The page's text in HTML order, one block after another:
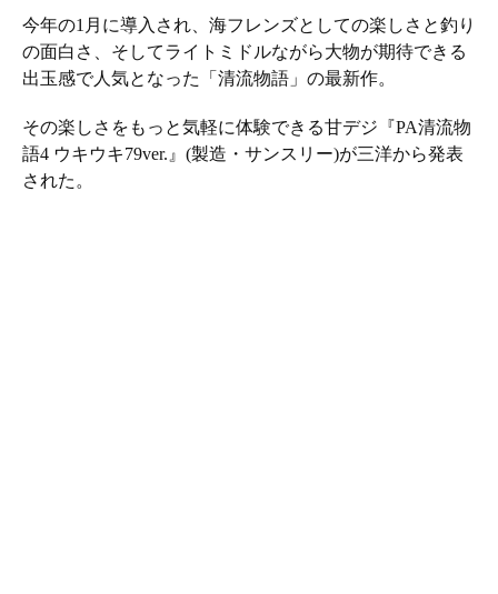
今年の1月に導入され、海フレンズとしての楽しさと釣り
の面白さ、そしてライトミドルながら大物が期待できる
出玉感で人気となった「清流物語」の最新作。
その楽しさをもっと気軽に体験できる甘デジ『PA清流物
語4 ウキウキ79ver.』(製造・サンスリー)が三洋から発表
された。